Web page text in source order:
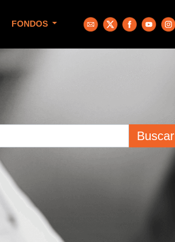
FONDOS
Buscar